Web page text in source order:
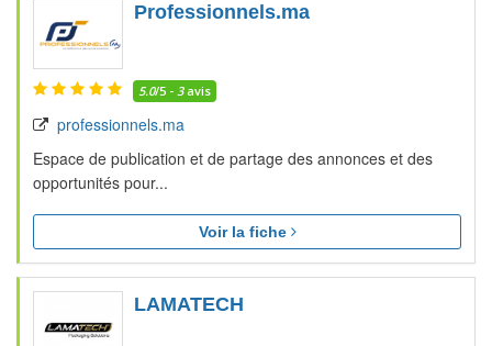
Professionnels.ma
5.0/5 - 3avis
professionnels.ma
Espace de publication et de partage des annonces et des
opportunités pour...
Voir la fiche
LAMATECH